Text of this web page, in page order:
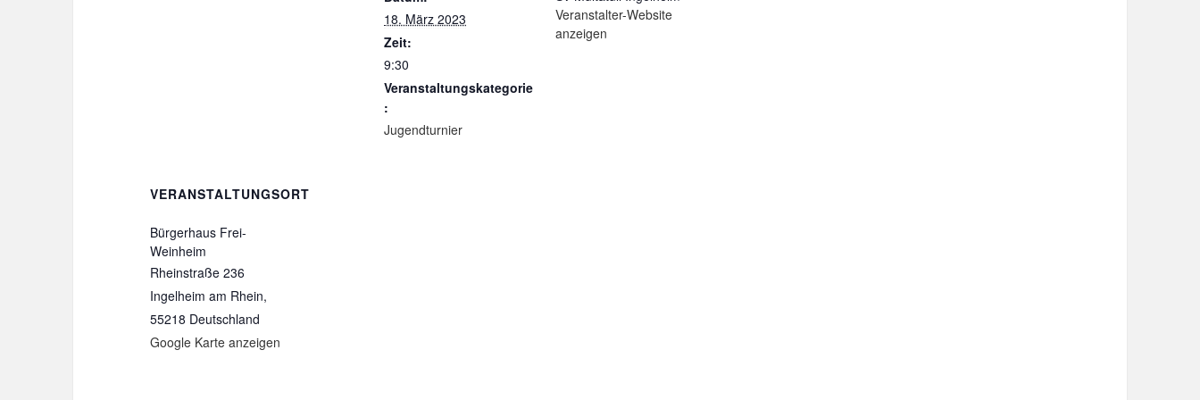
18. März 2023
Zeit:
9:30
Veranstaltungskategorie
:
Jugendturnier
Veranstalter-Website
anzeigen
VERANSTALTUNGSORT
Bürgerhaus Frei-
Weinheim
Rheinstraße 236
Ingelheim am Rhein,
55218 Deutschland
Google Karte anzeigen